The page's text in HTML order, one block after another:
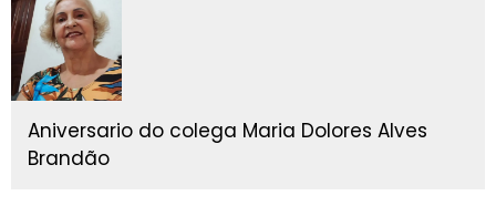
Aniversario do colega Maria Dolores Alves
Brandão